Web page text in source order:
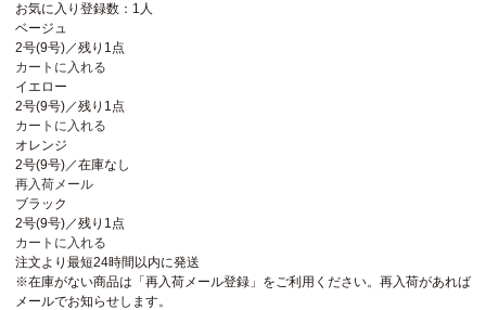
お気に入り登録数： 1人
ベージュ
2号(9号)／残り1点
カートに入れる
イエロー
2号(9号)／残り1点
カートに入れる
オレンジ
2号(9号)／在庫なし
再入荷メール
ブラック
2号(9号)／残り1点
カートに入れる
注文より最短24時間以内に発送
※在庫がない商品は「再入荷メール登録」をご利用ください。再入荷があれば
メールでお知らせします。